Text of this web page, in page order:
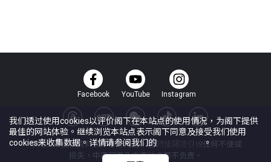
Facebook YouTube Instagram
本网页所提供资料仅作参考用途。若因错漏而引致任何不便或
损失，中原网页及中原地产概不负责。
我们透过使用cookies以评价阁下在本站点的使用情况，为阁下提供
最佳的网站体验。继续浏览本站点表示阁下同意及接受我们使用
cookies来收集数据。详情请参阅我们的Cookie政策。